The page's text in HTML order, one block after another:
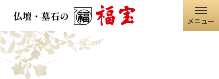
メニュー